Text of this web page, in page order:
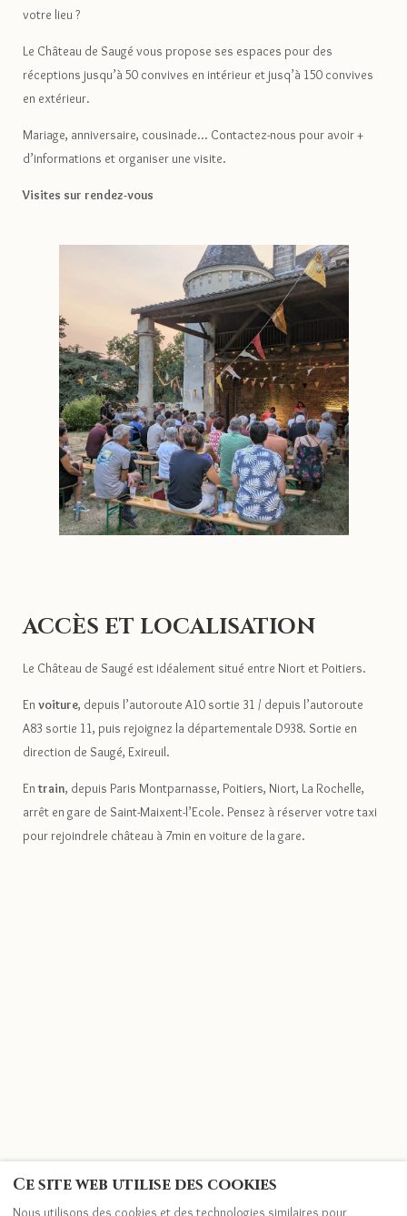
votre lieu ?
Le Château de Saugé vous propose ses espaces pour des
réceptions jusqu’à 50 convives en intérieur et jusq’à 150 convives
en extérieur.
Mariage, anniversaire, cousinade... Contactez-nous pour avoir +
d’informations et organiser une visite.
Visites sur rendez-vous
ACCÈS ET LOCALISATION
Le Château de Saugé est idéalement situé entre Niort et Poitiers.
En voiture, depuis l’autoroute A10 sortie 31 / depuis l’autoroute
A83 sortie 11, puis rejoignez la départementale D938. Sortie en
direction de Saugé, Exireuil.
Entrain, depuis Paris Montparnasse, Poitiers, Niort, La Rochelle,
arrêt en gare de Saint-Maixent-l’Ecole. Pensez à réserver votre taxi
pour rejoindrele château à 7min en voiture de la gare.
Ce site web utilise des cookies
Nous utilisons des cookies et des technologies similaires pour